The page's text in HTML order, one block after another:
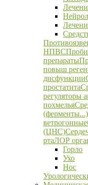
НПВС
препараты
повыш
дисфункции
простатита
регуляторы
похмелья
(ферменты...)
ветрогонные
(ЦНС)
ртаЛОР
Горло
Ухо
Нос